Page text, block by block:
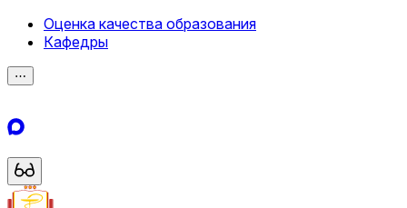
Оценка качества образования
Кафедры
⋯